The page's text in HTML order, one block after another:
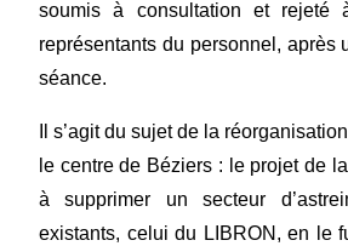
soumis à consultation et rejeté
représentants du personnel, après
séance.
Il s’agit du sujet de la
le centre de Béziers : le projet de
à supprimer un secteur
existants, celui du LIBRON, en le